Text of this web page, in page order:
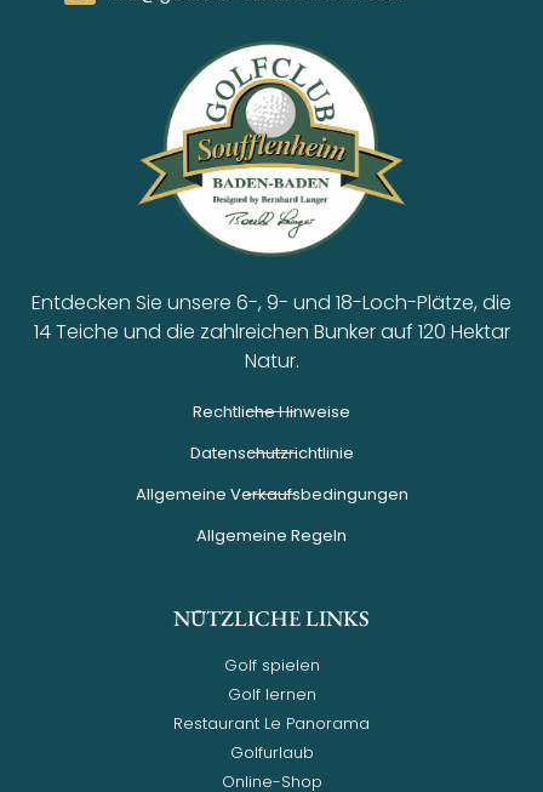
Entdecken Sie unsere 6-, 9- und 18-Loch-Plätze, die
14 Teiche und die zahlreichen Bunker auf 120 Hektar
Natur.
Rechtliche Hinweise
Datenschutzrichtlinie
Allgemeine Verkaufsbedingungen
Allgemeine Regeln
NÜTZLICHE LINKS
Golf spielen
Golf lernen
Restaurant Le Panorama
Golfurlaub
Online-Shop